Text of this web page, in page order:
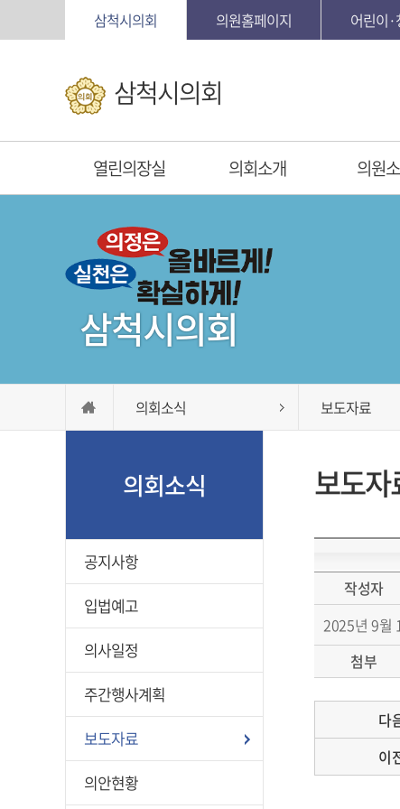
삼척시의회 의원홈페이지 어린이·
삼척시의회
열린의장실 의회소개 의원
삼척시의회
의회소식 보도자료
의회소식
공지사항
입법예고
의사일정
주간행사계획
보도자료
의안현황
보도자
작성자
2025년 9월
첨부
다
이